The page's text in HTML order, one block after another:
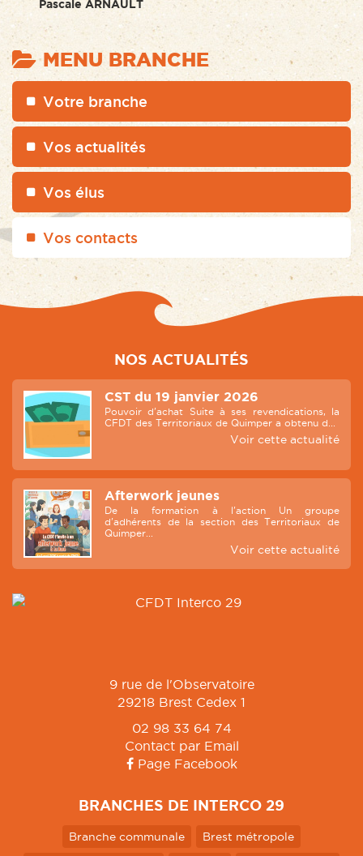
Pascale ARNAULT
MENU BRANCHE
Votre branche
Vos actualités
Vos élus
Vos contacts
NOS ACTUALITÉS
CST du 19 janvier 2026
Pouvoir d'achat Suite à ses revendications, la
CFDT des Territoriaux de Quimper a obtenu d...
Voir cette actualité
Afterwork jeunes
De la formation à l'action Un groupe
d'adhérents de la section des Territoriaux de
Quimper...
Voir cette actualité
9 rue de l'Observatoire
29218 Brest Cedex 1
02 98 33 64 74
Contact par Email
Page Facebook
BRANCHES DE INTERCO 29
Branche communale Brest métropole